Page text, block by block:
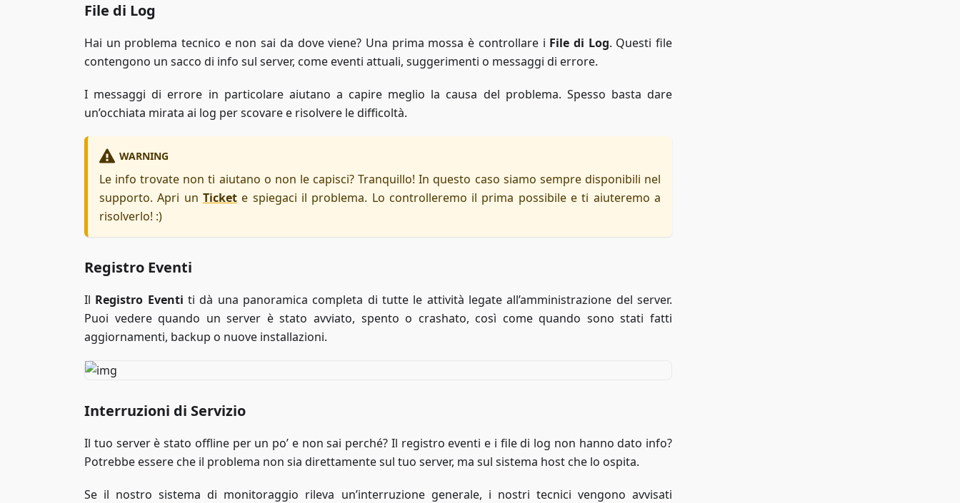
File di Log
Hai un problema tecnico e non sai da dove viene? Una prima mossa è controllare i File di Log. Questi file
contengono un sacco di info sul server, come eventi attuali, suggerimenti o messaggi di errore.
I messaggi di errore in particolare aiutano a capire meglio la causa del problema. Spesso basta dare
un’occhiata mirata ai log per scovare e risolvere le difficoltà.
WARNING
Le info trovate non ti aiutano o non le capisci? Tranquillo! In questo caso siamo sempre disponibili nel
supporto. Apri un Tickete spiegaci il problema. Lo controlleremo il prima possibile e ti aiuteremo a
risolverlo! :)
Registro Eventi
Il Registro Eventi ti dà una panoramica completa di tutte le attività legate all’amministrazione del server.
Puoi vedere quando un server è stato avviato, spento o crashato, così come quando sono stati fatti
aggiornamenti, backup o nuove installazioni.
Interruzioni di Servizio
Il tuo server è stato offline per un po’ e non sai perché? Il registro eventi e i file di log non hanno dato info?
Potrebbe essere che il problema non sia direttamente sul tuo server, ma sul sistema host che lo ospita.
Se il nostro sistema di monitoraggio rileva un’interruzione generale, i nostri tecnici vengono avvisati